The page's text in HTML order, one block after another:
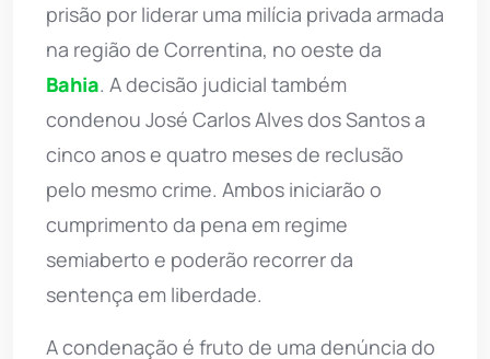
prisão por liderar uma milícia privada armada
na região de Correntina, no oeste da
Bahia. A decisão judicial também
condenou José Carlos Alves dos Santos a
cinco anos e quatro meses de reclusão
pelo mesmo crime. Ambos iniciarão o
cumprimento da pena em regime
semiaberto e poderão recorrer da
sentença em liberdade.
A condenação é fruto de uma denúncia do